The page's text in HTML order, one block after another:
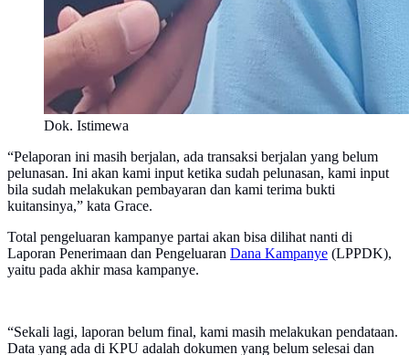
Dok. Istimewa
“Pelaporan ini masih berjalan, ada transaksi berjalan yang belum
pelunasan. Ini akan kami input ketika sudah pelunasan, kami input
bila sudah melakukan pembayaran dan kami terima bukti
kuitansinya,” kata Grace.
Total pengeluaran kampanye partai akan bisa dilihat nanti di
Laporan Penerimaan dan Pengeluaran Dana Kampanye (LPPDK),
yaitu pada akhir masa kampanye.
“Sekali lagi, laporan belum final, kami masih melakukan pendataan.
Data yang ada di KPU adalah dokumen yang belum selesai dan